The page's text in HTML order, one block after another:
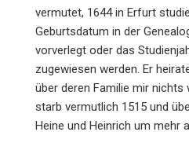
vermutet, 1644 in Erfurt
Geburtsdatum in der
vorverlegt oder das
zugewiesen werden. Er
über deren Familie mir nichts
starb vermutlich 1515 und
Heine und Heinrich um mehr